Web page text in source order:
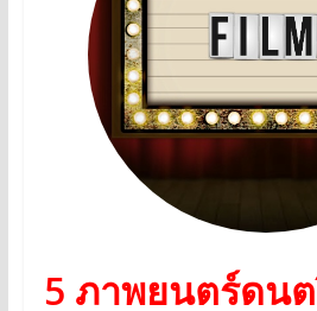
5 ภาพยนตร์ดน